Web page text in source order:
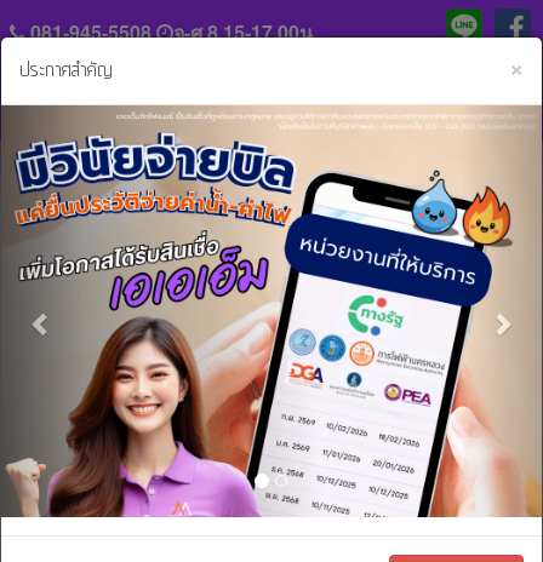
081-945-5508 จ-ศ 8.15-17.00น.
แจ้ง
หลัก
ฐาน
ชำระ
งวด
เชื่อ
และ
บริการ
ประวัติ
ความ
เป็น
ร่วม
ติดต่อ
เรา
ข่าวสารและกิจกรรม..
×
ประกาศสำคัญ
Previous